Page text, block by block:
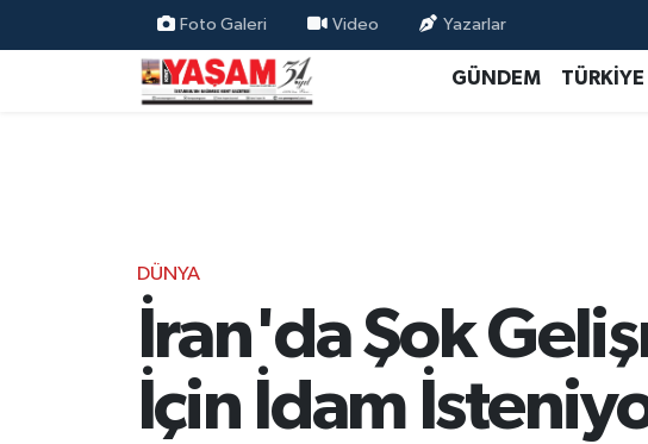
Foto Galeri Video Yazarlar
GÜNDEM TÜRKİYE
DÜNYA
İran'da Şok
İçin İdam